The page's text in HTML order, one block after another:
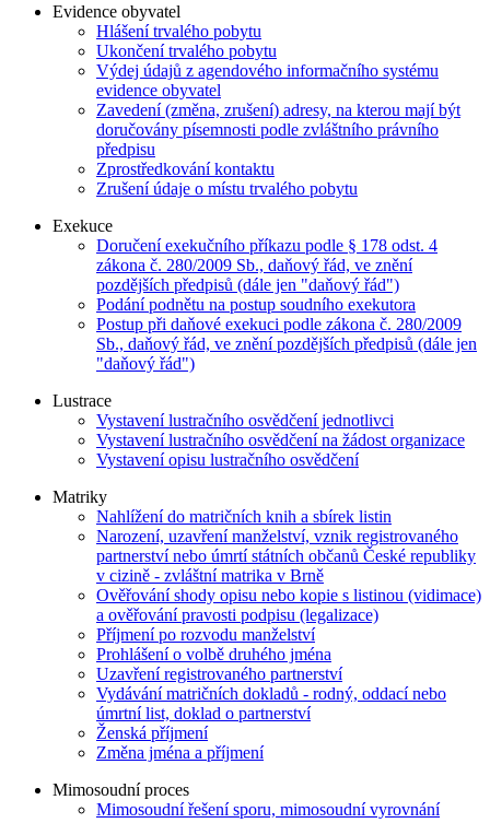
Evidence obyvatel
Hlášení trvalého pobytu
Ukončení trvalého pobytu
Výdej údajů z agendového informačního systému
evidence obyvatel
Zavedení (změna, zrušení) adresy, na kterou mají být
doručovány písemnosti podle zvláštního právního
předpisu
Zprostředkování kontaktu
Zrušení údaje o místu trvalého pobytu
Exekuce
Doručení exekučního příkazu podle § 178 odst. 4
zákona č. 280/2009 Sb., daňový řád, ve znění
pozdějších předpisů (dále jen "daňový řád")
Podání podnětu na postup soudního exekutora
Postup při daňové exekuci podle zákona č. 280/2009
Sb., daňový řád, ve znění pozdějších předpisů (dále jen
"daňový řád")
Lustrace
Vystavení lustračního osvědčení jednotlivci
Vystavení lustračního osvědčení na žádost organizace
Vystavení opisu lustračního osvědčení
Matriky
Nahlížení do matričních knih a sbírek listin
Narození, uzavření manželství, vznik registrovaného
partnerství nebo úmrtí státních občanů České republiky
v cizině - zvláštní matrika v Brně
Ověřování shody opisu nebo kopie s listinou (vidimace)
a ověřování pravosti podpisu (legalizace)
Příjmení po rozvodu manželství
Prohlášení o volbě druhého jména
Uzavření registrovaného partnerství
Vydávání matričních dokladů - rodný, oddací nebo
úmrtní list, doklad o partnerství
Ženská příjmení
Změna jména a příjmení
Mimosoudní proces
Mimosoudní řešení sporu, mimosoudní vyrovnání